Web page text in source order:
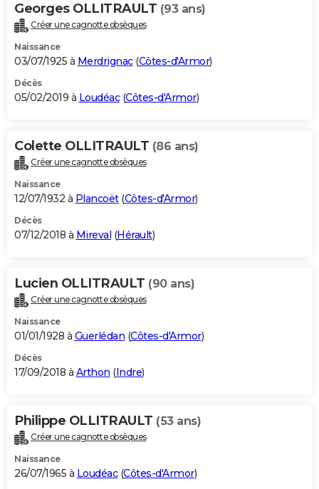
Georges OLLITRAULT (93 ans)
Créer une cagnotte obsèques
Naissance
03/07/1925 à Merdrignac(Côtes-d'Armor)
Décès
05/02/2019 à Loudéac(Côtes-d'Armor)
Colette OLLITRAULT (86 ans)
Créer une cagnotte obsèques
Naissance
12/07/1932 à Plancoët(Côtes-d'Armor)
Décès
07/12/2018 à Mireval (Hérault)
Lucien OLLITRAULT (90 ans)
Créer une cagnotte obsèques
Naissance
01/01/1928 à Guerlédan (Côtes-d'Armor)
Décès
17/09/2018 à Arthon (Indre)
Philippe OLLITRAULT (53 ans)
Créer une cagnotte obsèques
Naissance
26/07/1965 à Loudéac(Côtes-d'Armor)